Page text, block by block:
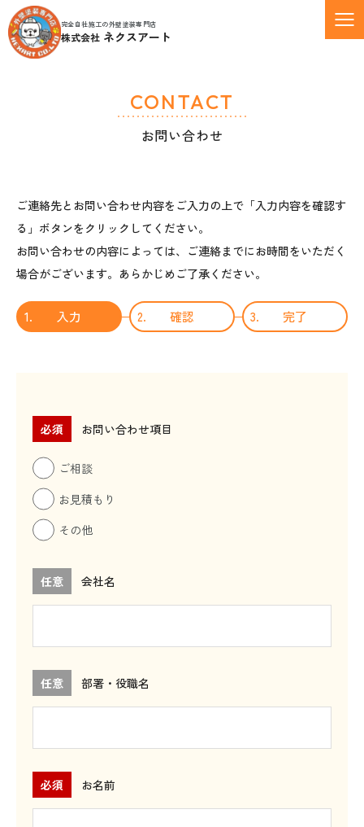
完全自社施工の外壁塗装専門店
株式会社 ネクスアート
CONTACT
お問い合わせ
ご連絡先とお問い合わせ内容をご入力の上で「入力内容を確認す
る」ボタンをクリックしてください。
お問い合わせの内容によっては、ご連絡までにお時間をいただく
場合がございます。あらかじめご了承ください。
1. 入力 2. 確認 3. 完了
お問い合わせ項目
必須
ご相談
お見積もり
その他
会社名
任意
部署・役職名
任意
お名前
必須